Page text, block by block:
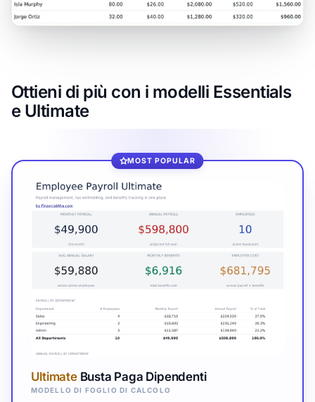
Ottieni di più con i modelli Essentials
e Ultimate
MOST POPULAR
UltimateBusta Paga Dipendenti
MODELLO DI FOGLIO DI CALCOLO